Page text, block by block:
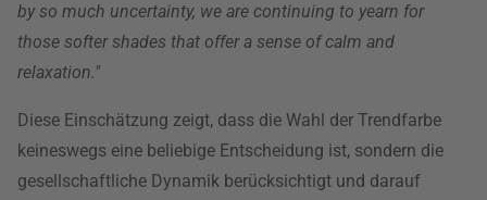
by so much uncertainty, we are continuing to yearn for
those softer shades that offer a sense of calm and
relaxation."
Diese Einschätzung zeigt, dass die Wahl der Trendfarbe
keineswegs eine beliebige Entscheidung ist, sondern die
gesellschaftliche Dynamik berücksichtigt und darauf